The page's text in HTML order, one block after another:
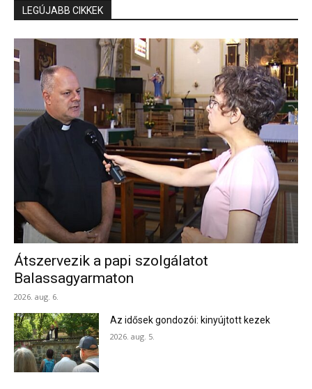
LEGÚJABB CIKKEK
Átszervezik a papi szolgálatot
Balassagyarmaton
2026. aug. 6.
Az idősek gondozói: kinyújtott kezek
2026. aug. 5.